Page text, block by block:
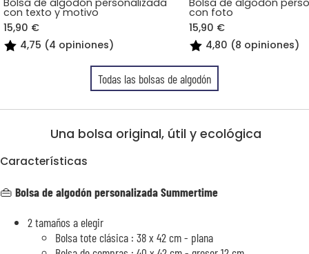
con texto y motivo
15,90 €
4,75 (4 opiniones)
con foto
15,90 €
4,80 (8 opiniones)
Todas las bolsas de algodón
Una bolsa original, útil y ecológica
Características
👜 Bolsa de algodón personalizada Summertime
2 tamaños a elegir
Bolsa tote clásica : 38 x 42 cm - plana